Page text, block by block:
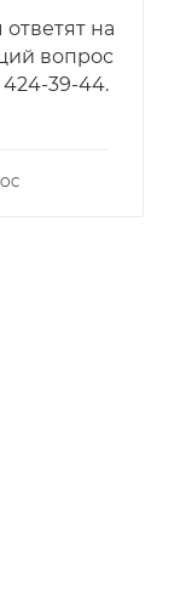
на
вопрос
424-39-44.